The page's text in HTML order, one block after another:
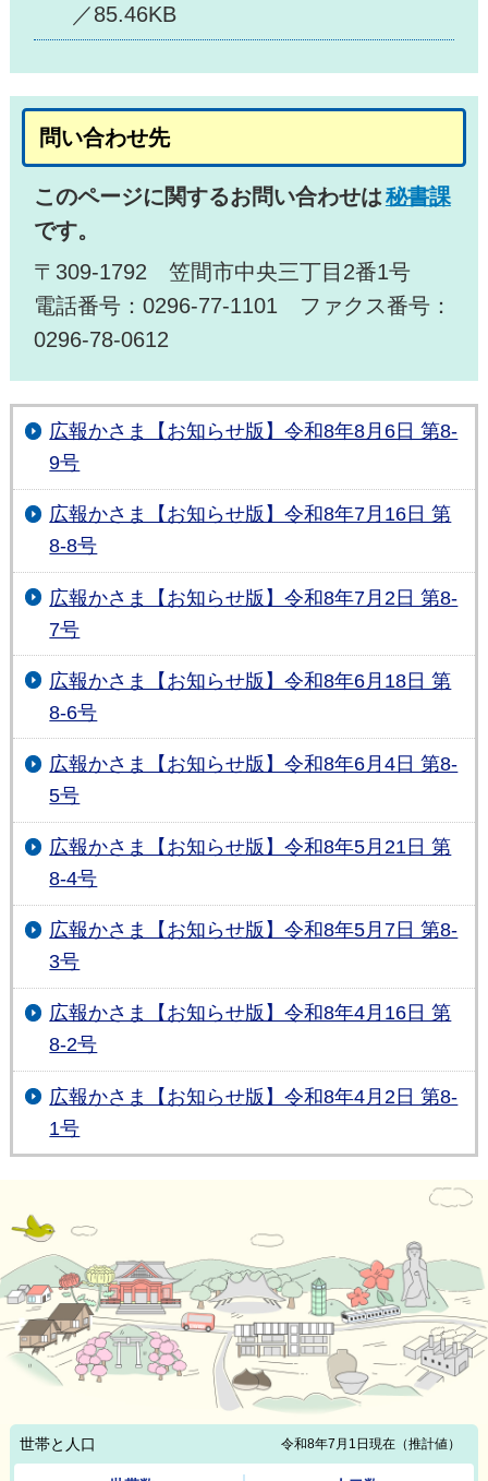
／85.46KB
問い合わせ先
このページに関するお問い合わせは秘書課
です。
〒309-1792 笠間市中央三丁目2番1号
電話番号：0296-77-1101 ファクス番号：
0296-78-0612
広報かさま【お知らせ版】令和8年8月6日 第8-
9号
広報かさま【お知らせ版】令和8年7月16日 第
8-8号
広報かさま【お知らせ版】令和8年7月2日 第8-
7号
広報かさま【お知らせ版】令和8年6月18日 第
8-6号
広報かさま【お知らせ版】令和8年6月4日 第8-
5号
広報かさま【お知らせ版】令和8年5月21日 第
8-4号
広報かさま【お知らせ版】令和8年5月7日 第8-
3号
広報かさま【お知らせ版】令和8年4月16日 第
8-2号
広報かさま【お知らせ版】令和8年4月2日 第8-
1号